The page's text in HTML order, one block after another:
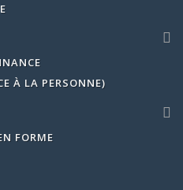
À LA PERSONNE)
FORME